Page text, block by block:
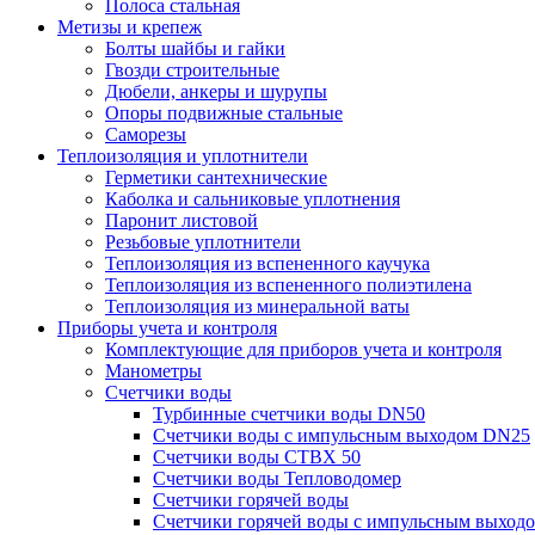
Полоса стальная
Метизы и крепеж
Болты шайбы и гайки
Гвозди строительные
Дюбели, анкеры и шурупы
Опоры подвижные стальные
Саморезы
Теплоизоляция и уплотнители
Герметики сантехнические
Каболка и сальниковые уплотнения
Паронит листовой
Резьбовые уплотнители
Теплоизоляция из вспененного каучука
Теплоизоляция из вспененного полиэтилена
Теплоизоляция из минеральной ваты
Приборы учета и контроля
Комплектующие для приборов учета и контроля
Манометры
Счетчики воды
Турбинные счетчики воды DN50
Счетчики воды с импульсным выходом DN25
Счетчики воды СТВХ 50
Счетчики воды Тепловодомер
Счетчики горячей воды
Счетчики горячей воды с импульсным